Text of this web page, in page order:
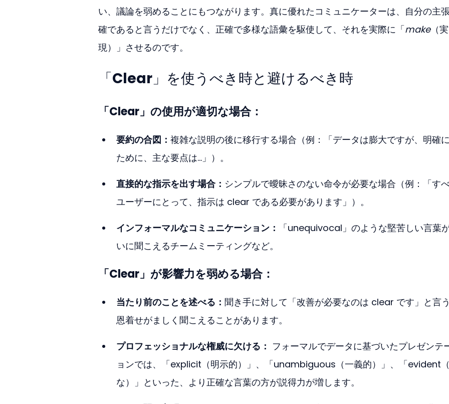
い、議論を弱めることにもつながります。真に優れたコミュニケーターは、自分の主
確であると言うだけでなく、正確で多様な語彙を駆使して、それを実際に「make（実
現）」させるのです。
「Clear」を使うべき時と避けるべき時
「Clear」の使用が適切な場合：
要約の合図： 複雑な説明の後に移行する場合（例：「データは膨大ですが、明確
ために、主な要点は...」）。
直接的な指示を出す場合： シンプルで曖昧さのない命令が必要な場合（例：「す
ユーザーにとって、指示は clear である必要があります」）。
インフォーマルなコミュニケーション：
「unequivocal」のような堅苦しい言葉
いに聞こえるチームミーティングなど。
「Clear」が影響力を弱める場合：
当たり前のことを述べる： 聞き手に対して「改善が必要なのは clear です」と言う
恩着せがましく聞こえることがあります。
プロフェッショナルな権威に欠ける： フォーマルでデータに基づいたプレゼンテ
ョンでは、「explicit（明示的）」、「unambiguous（一義的）」、「evident
な）」といった、より正確な言葉の方が説得力が増します。